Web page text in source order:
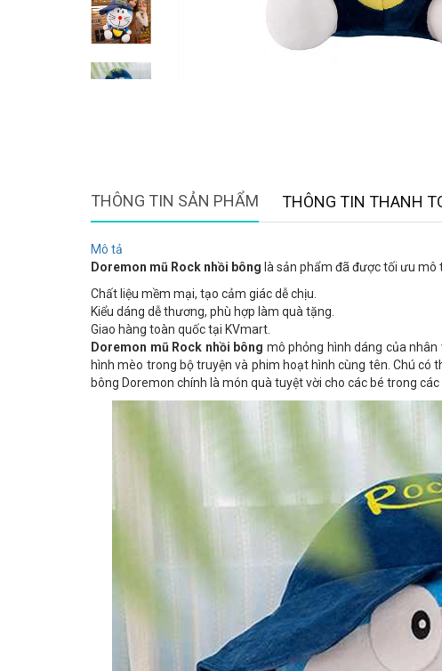
THÔNG TIN SẢN PHẨM THÔNG TIN THANH
Mô tả
Doremon mũ Rock nhồi bông là sản phẩm đã được tối ưu mô
Chất liệu mềm mại, tạo cảm giác dễ chịu.
Kiểu dáng dễ thương, phù hợp làm quà tặng.
Giao hàng toàn quốc tại KVmart.
Doremon mũ Rock nhồi bông mô phỏng hình dáng của
hình mèo trong bộ truyện và phim hoạt hình cùng tên. Chú
bông Doremon chính là món quà tuyệt vời cho các bé trong các